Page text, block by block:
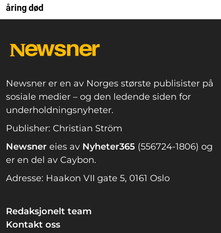
åring død
Newsner er en av Norges største publisister på
sosiale medier – og den ledende siden for
underholdningsnyheter.
Publisher: Christian Ström
Newsner eies av Nyheter365 (556724-1806) og
er en del av Caybon.
Adresse: Haakon VII gate 5, 0161 Oslo
Redaksjonelt team
Kontakt oss